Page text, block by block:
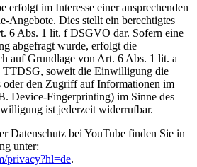
erfolgt im Interesse einer ansprechenden
Angebote. Dies stellt ein berechtigtes
6 Abs. 1 lit. f DSGVO dar. Sofern eine
abgefragt wurde, erfolgt die
auf Grundlage von Art. 6 Abs. 1 lit. a
soweit die Einwilligung die
oder den Zugriff auf Informationen im
Device-Fingerprinting) im Sinne des
ist jederzeit widerrufbar.
Datenschutz bei YouTube finden Sie in
unter:
privacy?hl=de.